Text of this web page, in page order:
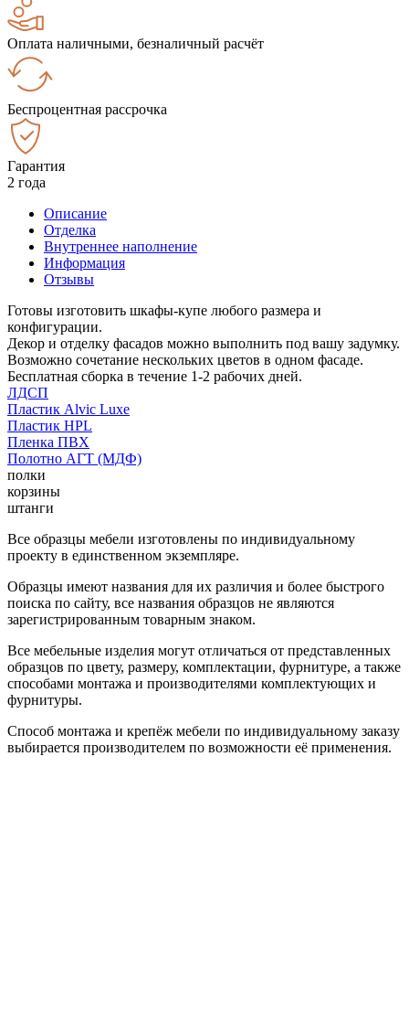
Оплата наличными, безналичный расчёт
Беспроцентная рассрочка
Гарантия
2 года
Описание
Отделка
Внутреннее наполнение
Информация
Отзывы
Готовы изготовить шкафы-купе любого размера и
конфигурации.
Декор и отделку фасадов можно выполнить под вашу задумку.
Возможно сочетание нескольких цветов в одном фасаде.
Бесплатная сборка в течение 1-2 рабочих дней.
ЛДСП
Пластик Alvic Luxe
Пластик HPL
Пленка ПВХ
Полотно АГТ (МДФ)
полки
корзины
штанги
Все образцы мебели изготовлены по индивидуальному
проекту в единственном экземпляре.
Образцы имеют названия для их различия и более быстрого
поиска по сайту, все названия образцов не являются
зарегистрированным товарным знаком.
Все мебельные изделия могут отличаться от представленных
образцов по цвету, размеру, комплектации, фурнитуре, а также
способами монтажа и производителями комплектующих и
фурнитуры.
Способ монтажа и крепёж мебели по индивидуальному заказу
выбирается производителем по возможности её применения.